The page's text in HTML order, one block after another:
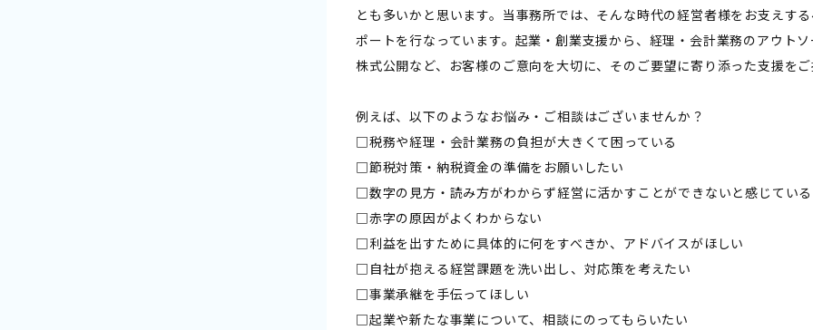
とも多いかと思います。当事務所では、そんな時代の経営者様をお支えす
ポートを行なっています。起業・創業支援から、経理・会計業務のアウト
株式公開など、お客様のご意向を大切に、そのご要望に寄り添った支援を
例えば、以下のようなお悩み・ご相談はございませんか？
□税務や経理・会計業務の負担が大きくて困っている
□節税対策・納税資金の準備をお願いしたい
□数字の見方・読み方がわからず経営に活かすことができないと感じている
□赤字の原因がよくわからない
□利益を出すために具体的に何をすべきか、アドバイスがほしい
□自社が抱える経営課題を洗い出し、対応策を考えたい
□事業承継を手伝ってほしい
□起業や新たな事業について、相談にのってもらいたい